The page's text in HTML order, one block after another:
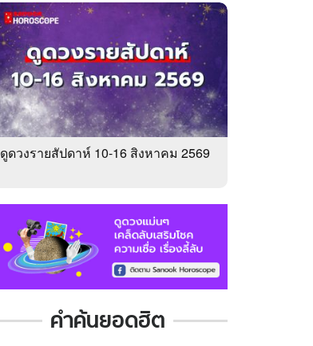
ดูดวงรายสัปดาห์ 10-16 สิงหาคม 2569
คำค้นยอดฮิต